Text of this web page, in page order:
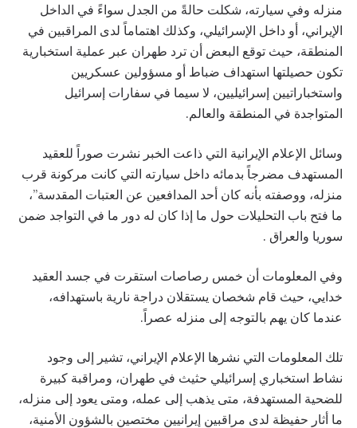
منزله وفي سيارته، شكلت حالةً من الجدل سواءً في الداخل
الإيراني، أو داخل الإسرائيلي، وكذلك اهتماماً لدى المراقبين في
المنطقة، حيث توقع البعض أن ترد طهران عبر عملية استخبارية
تكون حصيلتها استهداف ضباط أو مسؤولين عسكريين
واستخباراتيين إسرائيليين، لا سيما في سفارات إسرائيل
المتواجدة في المنطقة والعالم.
وسائل الإعلام الإيرانية التي ذاعت الخبر نشرت صوراً للعقيد
المستهدف مضرجاً بدمائه داخل سيارته التي كانت مركونة قرب
منزله، ووصفته بأنه كان أحد المدافعين عن العتبات المقدسة”،
ما فتح باب التحليلات حول ما إذا كان له دور ما في التواجد ضمن
سوريا والعراق .
وفي المعلومات أن خمس رصاصات استقرت في جسد العقيد
خدايي، حيث قام شخصان يستقلان دراجة نارية باستهدافه،
عندما كان يهم بالتوجه إلى منزله عصراً.
تلك المعلومات التي نشرها الإعلام الإيراني، تشير إلى وجود
نشاط استخباري إسرائيلي حثيث في طهران، ومراقبة كبيرة
للضحية المستهدفة، متى يذهب إلى عمله، ومتى يعود إلى منزله،
ما أثار حفيظة لدى مراقبين إيرانيين مختصين بالشؤون الأمنية،